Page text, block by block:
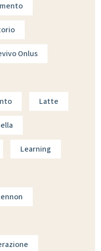
Onlus
Latte
Learning